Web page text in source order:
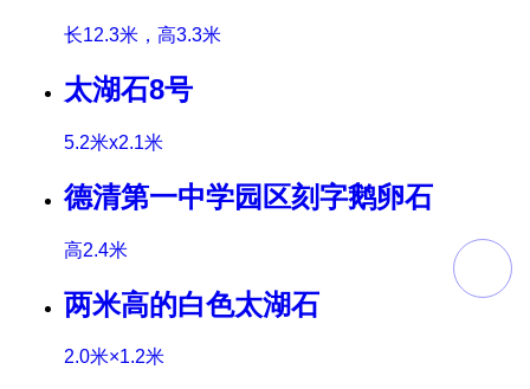
长12.3米，高3.3米
太湖石8号
5.2米x2.1米
德清第一中学园区刻字鹅卵石
高2.4米
两米高的白色太湖石
2.0米×1.2米